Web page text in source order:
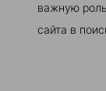
важную
сайта в